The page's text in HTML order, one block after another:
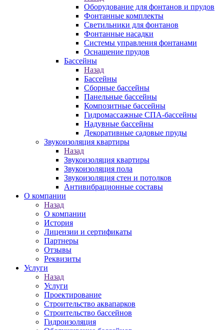
Оборудование для фонтанов и прудов
Фонтанные комплекты
Светильники для фонтанов
Фонтанные насадки
Системы управления фонтанами
Оснащение прудов
Бассейны
Назад
Бассейны
Сборные бассейны
Панельные бассейны
Композитные бассейны
Гидромассажные СПА-бассейны
Надувные бассейны
Декоративные садовые пруды
Звукоизоляция квартиры
Назад
Звукоизоляция квартиры
Звукоизоляция пола
Звукоизоляция стен и потолков
Антивибрационные составы
О компании
Назад
О компании
История
Лицензии и сертификаты
Партнеры
Отзывы
Реквизиты
Услуги
Назад
Услуги
Проектирование
Строительство аквапарков
Строительство бассейнов
Гидроизоляция